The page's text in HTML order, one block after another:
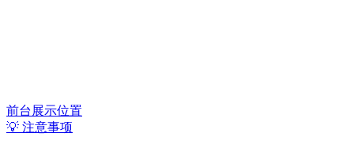
前台展示位置
💡 注意事项